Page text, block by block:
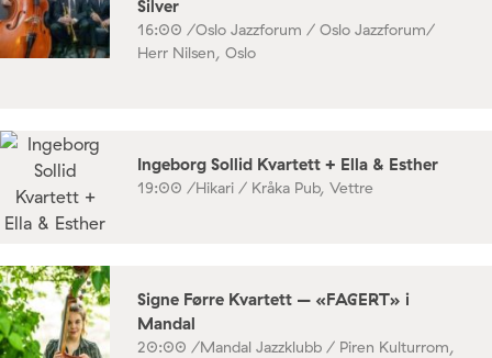
Silver
16:00 /Oslo Jazzforum / Oslo Jazzforum/
Herr Nilsen, Oslo
Ingeborg Sollid Kvartett + Ella & Esther
19:00 /Hikari / Kråka Pub, Vettre
Signe Førre Kvartett – «FAGERT» i
Mandal
20:00 /Mandal Jazzklubb / Piren Kulturrom,